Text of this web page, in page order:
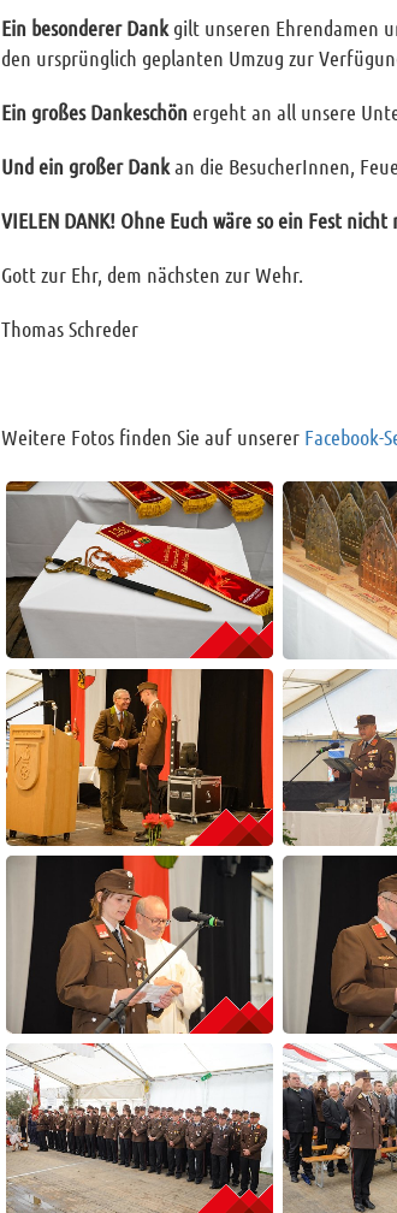
Ein besonderer Dank gilt unseren Ehrendamen
den ursprünglich geplanten Umzug zur
Ein großes Dankeschön ergeht an all unsere
Und ein großer Dankan die BesucherInnen,
VIELEN DANK! Ohne Euch wäre so ein Fest nicht
Gott zur Ehr, dem nächsten zur Wehr.
Thomas Schreder
Weitere Fotos finden Sie auf unserer Facebook-